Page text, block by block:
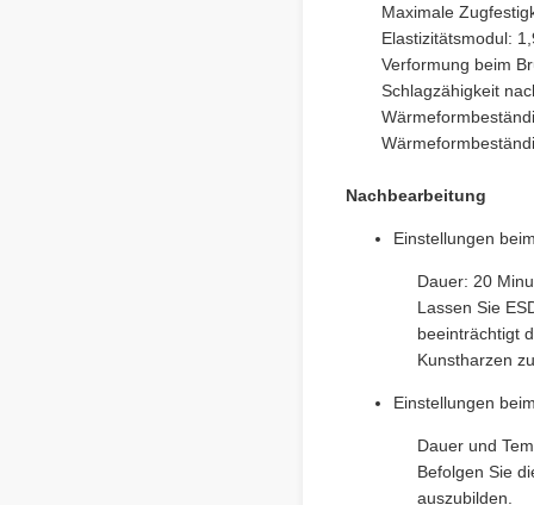
Maximale
Elastizitätsmodul:
Verformung beim
Schlagzähigkeit
Nachbearbeitung
Einstellungen
Dauer: 20
Lassen Sie
beeinträchtigt
Kunstharzen
Einstellungen
Dauer und
Befolgen Sie
auszubilden.